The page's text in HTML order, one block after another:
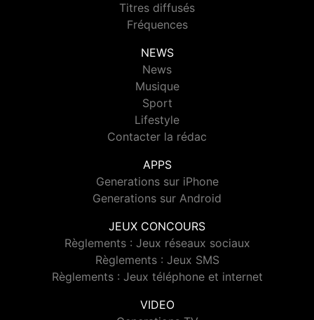
Titres diffusés
Fréquences
NEWS
News
Musique
Sport
Lifestyle
Contacter la rédac
APPS
Generations sur iPhone
Generations sur Android
JEUX CONCOURS
Règlements : Jeux réseaux sociaux
Règlements : Jeux SMS
Règlements : Jeux téléphone et internet
VIDEO